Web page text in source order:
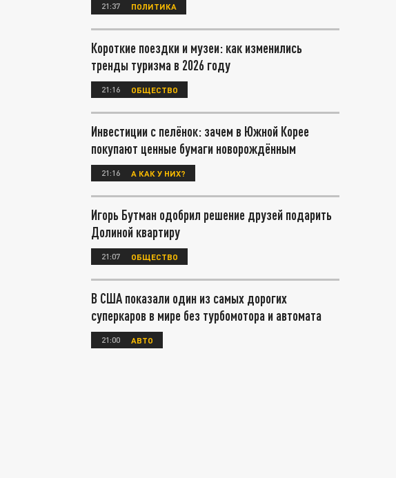
21:37 ПОЛИТИКА
Короткие поездки и музеи: как изменились
тренды туризма в 2026 году
21:16 ОБЩЕСТВО
Инвестиции с пелёнок: зачем в Южной Корее
покупают ценные бумаги новорождённым
21:16 А КАК У НИХ?
Игорь Бутман одобрил решение друзей подарить
Долиной квартиру
21:07 ОБЩЕСТВО
В США показали один из самых дорогих
суперкаров в мире без турбомотора и автомата
21:00 АВТО